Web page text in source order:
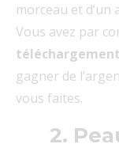
morceau et d’un
Vous avez par
téléchargement
gagner de
vous faites.
2.